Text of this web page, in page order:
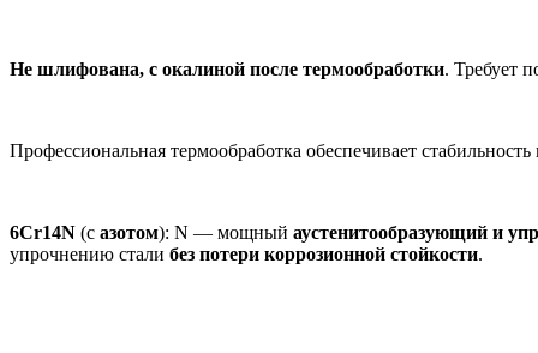
Не шлифована, с окалиной после термообработки. Требует
Профессиональная термообработка обеспечивает
6Cr14N (с азотом): N — мощный аустенитообразующий и
упрочнению стали без потери коррозионной стойкости.